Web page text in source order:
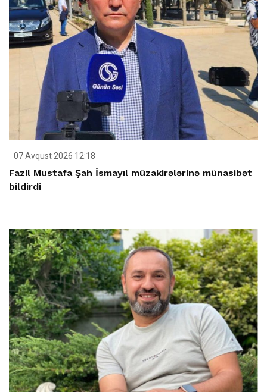
07 Avqust 2026 12:18
Fazil Mustafa Şah İsmayıl müzakirələrinə münasibət
bildirdi